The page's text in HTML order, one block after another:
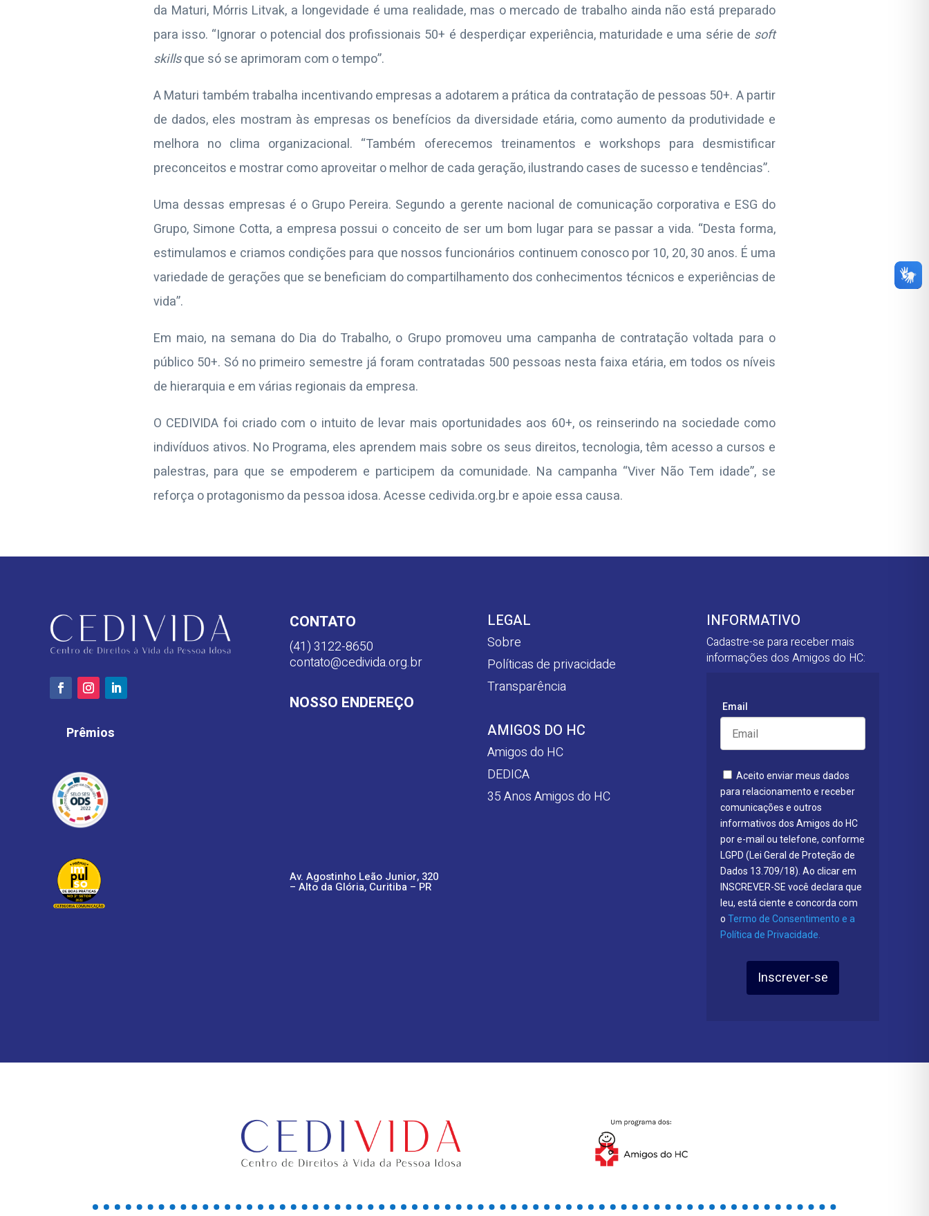
da Maturi, Mórris Litvak, a longevidade é uma realidade, mas o mercado de trabalho ainda não está preparado
para isso. “Ignorar o potencial dos profissionais 50+ é desperdiçar experiência, maturidade e uma série de soft
skillsque só se aprimoram com o tempo”.
A Maturi também trabalha incentivando empresas a adotarem a prática da contratação de pessoas 50+. A partir
de dados, eles mostram às empresas os benefícios da diversidade etária, como aumento da produtividade e
melhora no clima organizacional. “Também oferecemos treinamentos e workshops para desmistificar
preconceitos e mostrar como aproveitar o melhor de cada geração, ilustrando cases de sucesso e tendências”.
Uma dessas empresas é o Grupo Pereira. Segundo a gerente nacional de comunicação corporativa e ESG do
Grupo, Simone Cotta,a empresa possui o conceito de ser um bom lugar para se passar a vida. “Desta forma,
estimulamos e criamos condições para que nossos funcionários continuem conosco por 10, 20, 30 anos. É uma
variedade de gerações que se beneficiam do compartilhamento dos conhecimentos técnicos e experiências de
vida”.
Em maio, na semana do Dia do Trabalho, o Grupo promoveu uma campanha de contratação voltada para o
público 50+. Só no primeiro semestre já foram contratadas 500 pessoas nesta faixa etária, em todos os níveis
de hierarquia e em várias regionais da empresa.
O CEDIVIDA foi criado com o intuito de levar mais oportunidades aos 60+, os reinserindo na sociedade como
indivíduos ativos. No Programa, eles aprendem mais sobre os seus direitos, tecnologia, têm acesso a cursos e
palestras, para que se empoderem e participem da comunidade. Na campanha “Viver Não Tem idade”, se
reforça o protagonismo da pessoa idosa. Acesse cedivida.org.br e apoie essa causa.
Prêmios
CONTATO
(41) 3122-8650
contato@cedivida.org.br
NOSSO ENDEREÇO
Av. Agostinho Leão Junior, 320
– Alto da Glória, Curitiba – PR
LEGAL
Sobre
Políticas de privacidade
Transparência
AMIGOS DO HC
Amigos do HC
DEDICA
35 Anos Amigos do HC
INFORMATIVO
Cadastre-se para receber mais
informações dos Amigos do HC:
Email
Aceito enviar meus dados
para relacionamento e receber
comunicações e outros
informativos dos Amigos do HC
por e-mail ou telefone, conforme
LGPD (Lei Geral de Proteção de
Dados 13.709/18). Ao clicar em
INSCREVER-SE você declara que
leu, está ciente e concorda com
o Termo de Consentimento e a
Política de Privacidade.
Inscrever-se